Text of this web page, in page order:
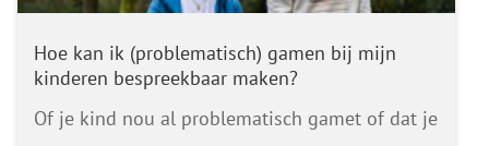
Hoe kan ik (problematisch) gamen bij mijn
kinderen bespreekbaar maken?
Of je kind nou al problematisch gamet of dat je